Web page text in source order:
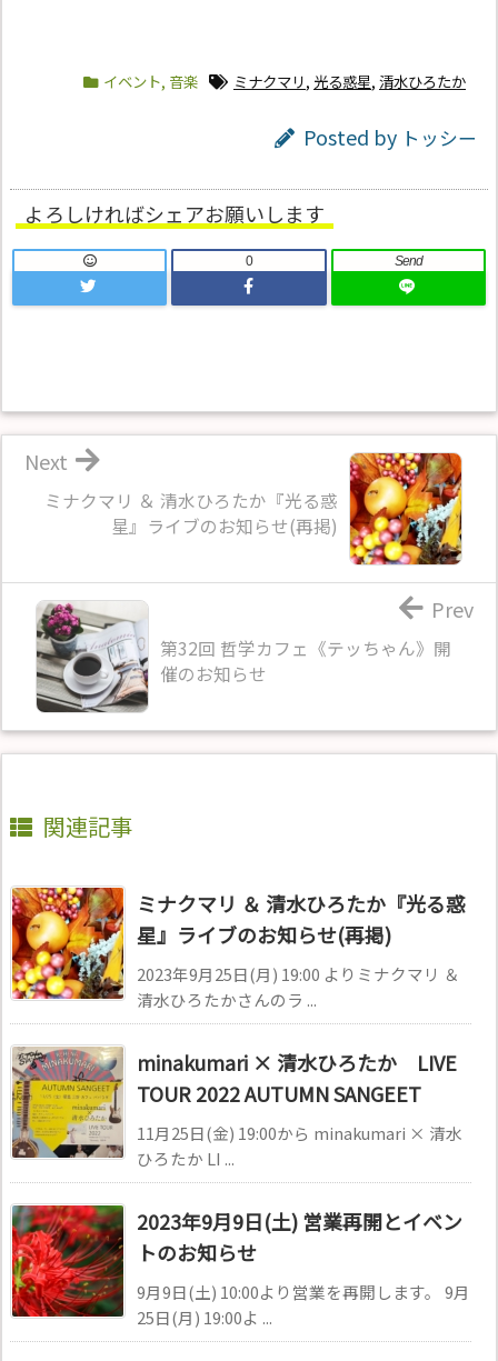
イベント, 音楽 ミナクマリ, 光る惑星, 清水ひろたか
Posted by トッシー
よろしければシェアお願いします
0 Send
ミナクマリ ＆ 清水ひろたか『光る惑
星』ライブのお知らせ(再掲)
Next
第32回 哲学カフェ《テッちゃん》開
催のお知らせ
Prev
関連記事
ミナクマリ ＆ 清水ひろたか『光る惑
星』ライブのお知らせ(再掲)
2023年9月25日(月) 19:00 よりミナクマリ ＆
清水ひろたかさんのラ ...
minakumari × 清水ひろたか LIVE
TOUR 2022 AUTUMN SANGEET
11月25日(金) 19:00から minakumari × 清水
ひろたか LI ...
2023年9月9日(土) 営業再開とイベン
トのお知らせ
9月9日(土) 10:00より営業を再開します。 9月
25日(月) 19:00よ ...